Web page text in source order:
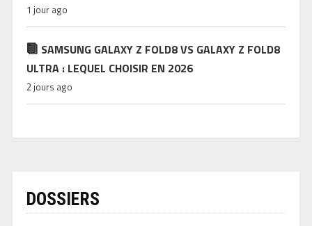
1 jour ago
SAMSUNG GALAXY Z FOLD8 VS GALAXY Z FOLD8
ULTRA : LEQUEL CHOISIR EN 2026
2 jours ago
DOSSIERS